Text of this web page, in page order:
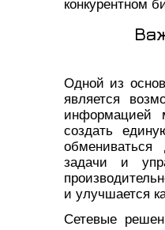
конкурентном
Одной из
является
информацией
создать
задачи и
и улучшается
Сетевые